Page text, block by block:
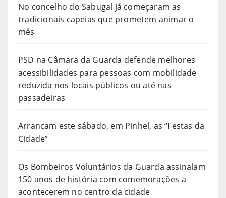
No concelho do Sabugal já começaram as
tradicionais capeias que prometem animar o
mês
PSD na Câmara da Guarda defende melhores
acessibilidades para pessoas com mobilidade
reduzida nos locais públicos ou até nas
passadeiras
Arrancam este sábado, em Pinhel, as “Festas da
Cidade”
Os Bombeiros Voluntários da Guarda assinalam
150 anos de história com comemorações a
acontecerem no centro da cidade